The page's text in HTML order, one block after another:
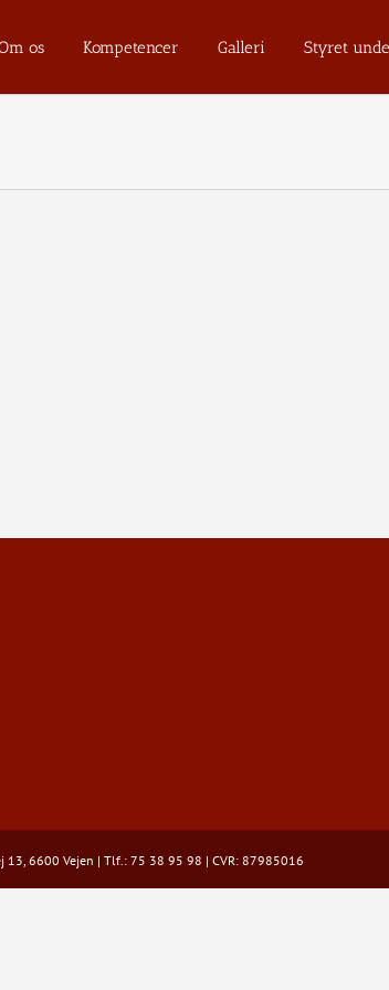
os Kompetencer Galleri Styret
13, 6600 Vejen | Tlf.: 75 38 95 98 | CVR: 87985016